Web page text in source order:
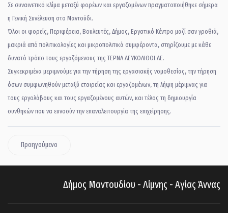
Σε συναινετικό κλίμα μεταξύ φορέων και εργαζομένων πραγματοποιήθηκε σήμερα
η Γενική Συνέλευση στο Μαντούδι.
Όλοι οι φορείς, Περιφέρεια, Βουλευτές, Δήμος, Εργατικό Κέντρο μαζί σαν γροθιά,
μακριά από πολιτικολογίες και μικροπολιτικά συμφέροντα, στηρίζουμε με κάθε
δυνατό τρόπο τους εργαζόμενους της ΤΕΡΝΑ ΛΕΥΚΟΛΙΘΟΙ ΑΕ.
Συγκεκριμένα μεριμνούμε για την τήρηση της εργασιακής νομοθεσίας, την τήρηση
όσων συμφωνηθούν μεταξύ εταιρείας και εργαζομένων, τη λήψη μέριμνας για
τους εργολάβους και τους εργαζομένους αυτών, και τέλος τη δημιουργία
συνθηκών που να ευνοούν την επαναλειτουργία της επιχείρησης.
Προηγούμενο
Δήμος Μαντουδίου - Λίμνης - Αγίας Άννας